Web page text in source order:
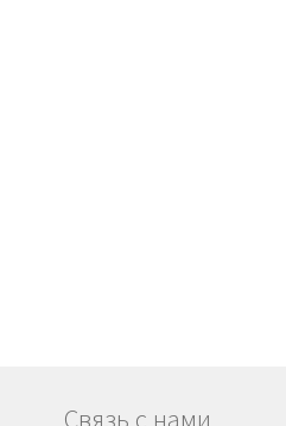
Связь с нами